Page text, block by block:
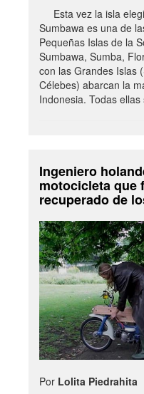
Esta vez la isla
Sumbawa es una de
Pequeñas Islas de la
Sumbawa, Sumba,
con las Grandes Islas
Célebes) abarcan la
Indonesia. Todas
Ingeniero
motocicleta que
recuperado de
Por Lolita Piedrahita